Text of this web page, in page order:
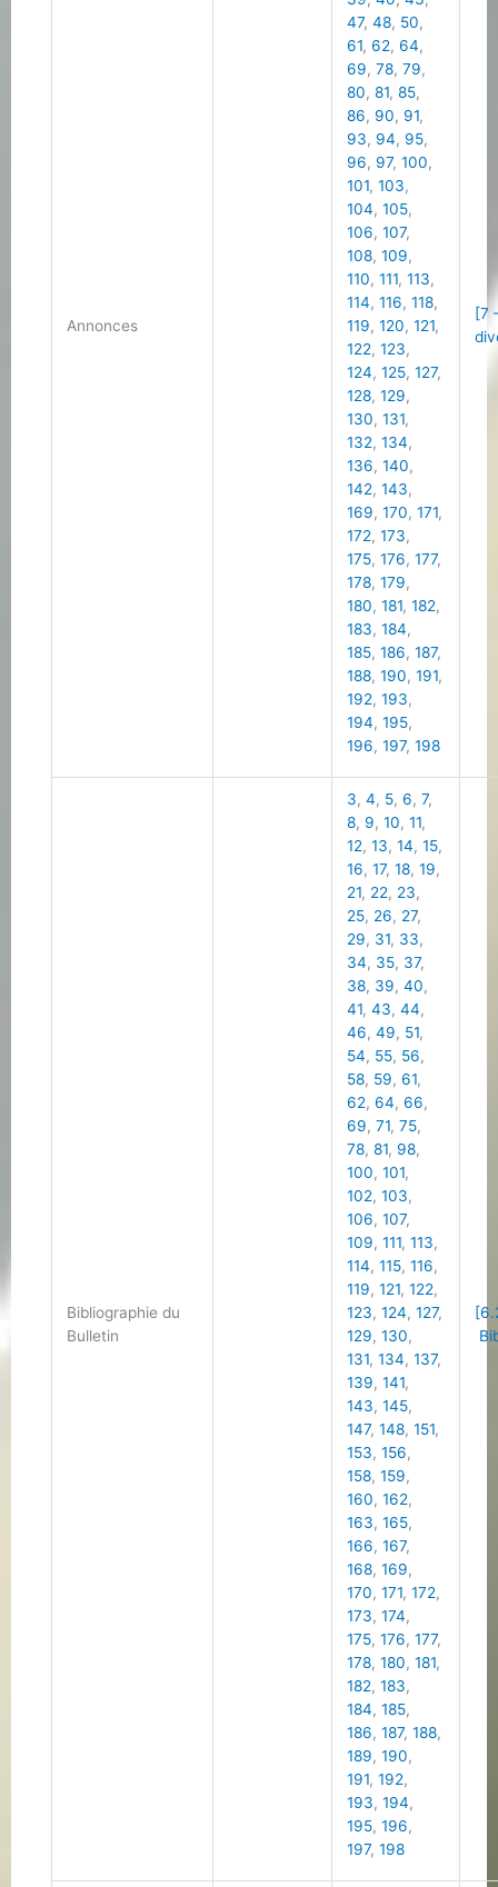
Annonces
47,48, 50,
61,62,64,
69,78,79,
80,81,85,
86, 90, 91,
93, 94, 95,
96, 97,100,
101,103,
104,105,
106,107,
108,109,
110,111,113,
114,116,118,
119,120,121,
122,123,
124,125,127,
128,129,
130,131,
132,134,
136,140,
142,143,
169,170,171,
172,173,
175,176,177,
178,179,
180,181,182,
183,184,
185,186,187,
188,190,191,
192,193,
194,195,
196,197,198
[7
Bibliographie du
Bulletin
3,4, 5,6,7,
8, 9,10,11,
12,13,14,15,
16,17,18,19,
21, 22, 23,
25, 26, 27,
29, 31, 33,
34, 35, 37,
38, 39,40,
41,43,44,
46,49, 51,
54, 55, 56,
58, 59,61,
62,64,66,
69,71,75,
78,81, 98,
100,101,
102,103,
106,107,
109,111,113,
114,115,116,
119,121,122,
123,124,127,
129,130,
131,134,137,
139,141,
143,145,
147,148,151,
153,156,
158,159,
160,162,
163,165,
166,167,
168,169,
170,171,172,
173,174,
175,176,177,
178,180,181,
182,183,
184,185,
186,187,188,
189,190,
191,192,
193,194,
195,196,
197,198